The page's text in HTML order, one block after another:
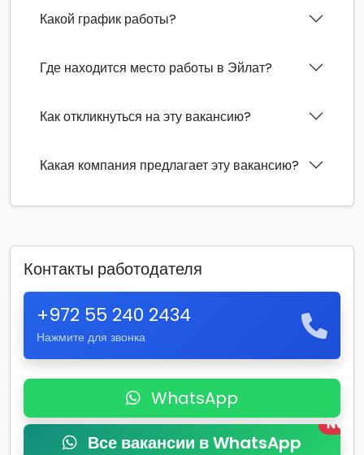
Какой график работы?
Где находится место работы в Эйлат?
Как откликнуться на эту вакансию?
Какая компания предлагает эту вакансию?
Контакты работодателя
+972 55 240 2434
Нажмите для звонка
WhatsApp
Все вакансии в WhatsApp
New